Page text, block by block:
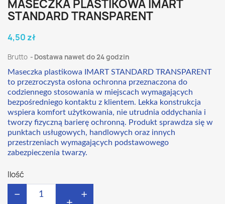
MASECZKA PLASTIKOWA IMART
STANDARD TRANSPARENT
4,50 zł
Brutto Dostawa nawet do 24 godzin
Maseczka plastikowa IMART STANDARD TRANSPARENT
to przezroczysta osłona ochronna przeznaczona do
codziennego stosowania w miejscach wymagających
bezpośredniego kontaktu z klientem. Lekka konstrukcja
wspiera komfort użytkowania, nie utrudnia oddychania i
tworzy fizyczną barierę ochronną. Produkt sprawdza się w
punktach usługowych, handlowych oraz innych
przestrzeniach wymagających podstawowego
zabezpieczenia twarzy.
Ilość
− +